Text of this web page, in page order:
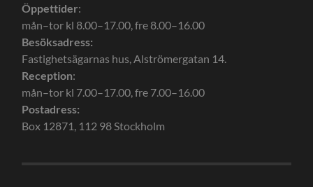
Öppettider:
mån–tor kl 8.00–17.00, fre 8.00–16.00
Besöksadress:
Fastighetsägarnas hus, Alströmergatan 14.
Reception:
mån–tor kl 7.00–17.00, fre 7.00–16.00
Postadress:
Box 12871, 112 98 Stockholm